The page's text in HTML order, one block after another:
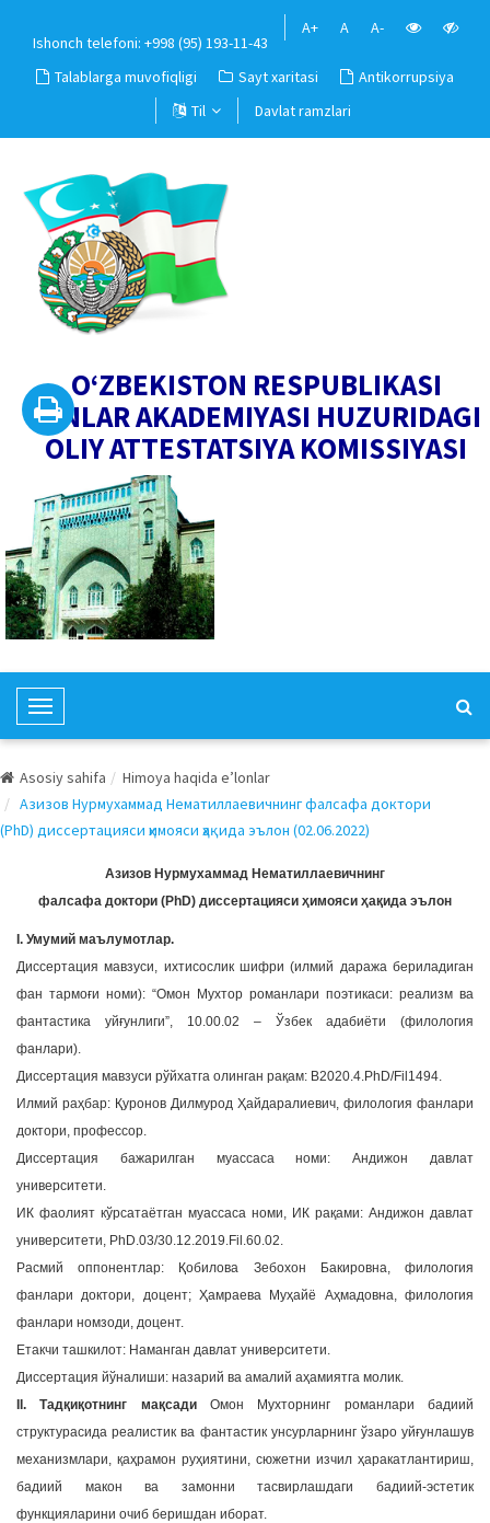
Ishonch telefoni: +998 (95) 193-11-43
A+ A A-
Talablarga muvofiqligi Sayt xaritasi
Antikorrupsiya
Til
Davlat ramzlari
O‘ZBEKISTON RESPUBLIKASI
FANLAR AKADEMIYASI HUZURIDAGI
OLIY ATTESTATSIYA KOMISSIYASI
T
o
g
l
e
a
i
g
a
t
i
o
n
Asosiy sahifa
Himoya haqida e’lonlar
Азизов Нурмухаммад Нематиллаевичнинг фалсафа доктори
(PhD) диссертацияси ҳимояси ҳақида эълон (02.06.2022)
Азизов Нурмухаммад Нематиллаевичнинг
фалсафа доктори (PhD) диссертацияси ҳимояси ҳақида эълон
I. Умумий маълумотлар.
Диссертация мавзуси, ихтисослик шифри (илмий даража бериладиган
фан тармоғи номи): “Омон Мухтор романлари поэтикаси: реализм ва
фантастика уйғунлиги”, 10.00.02 – Ўзбек адабиёти (филология
фанлари).
Диссертация мавзуси рўйхатга олинган рақам: В2020.4.PhD/Fil1494.
Илмий раҳбар: Қуронов Дилмурод Ҳайдаралиевич, филология фанлари
доктори, профессор.
Диссертация бажарилган муассаса номи: Андижон давлат
университети.
ИК фаолият кўрсатаётган муассаса номи, ИК рақами: Андижон давлат
университети, PhD.03/30.12.2019.Fil.60.02.
Расмий оппонентлар: Қобилова Зебохон Бакировна, филология
фанлари доктори, доцент; Ҳамраева Муҳайё Аҳмадовна, филология
фанлари номзоди, доцент.
Етакчи ташкилот: Наманган давлат университети.
Диссертация йўналиши: назарий ва амалий аҳамиятга молик.
II. Тадқиқотнинг мақсадиОмон Мухторнинг романлари бадиий
структурасида реалистик ва фантастик унсурларнинг ўзаро уйғунлашув
механизмлари, қаҳрамон руҳиятини, сюжетни изчил ҳаракатлантириш,
бадиий макон ва замонни тасвирлашдаги бадиий-эстетик
функцияларини очиб беришдан иборат.